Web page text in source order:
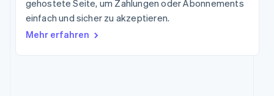
Product roadmap
Unterhaltung
Gemeinnützige
Organisationen
Fachdienstleistungen
Einzelhandel
Ressourcen
App-Integrationen
Entwickler-Blog
gehostete Seite, um Zahlungen oder Abonnements
einfach und sicher zu akzeptieren.
Mehr erfahren